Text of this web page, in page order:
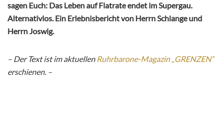
sagen Euch: Das Leben auf Flatrate endet im Supergau.
Alternativlos. Ein Erlebnisbericht von Herrn Schlange und
Herrn Joswig.
– Der Text ist im aktuellen Ruhrbarone-Magazin „GRENZEN“
erschienen. –